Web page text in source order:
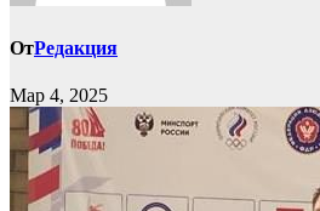
ОтРедакция
Мар 4, 2025